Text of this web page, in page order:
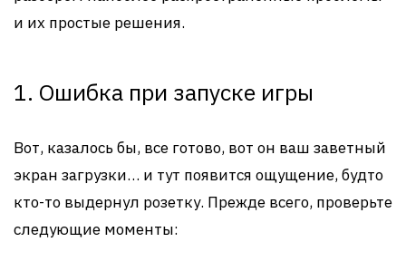
и их простые решения.
1. Ошибка при запуске игры
Вот, казалось бы, все готово, вот он ваш заветный
экран загрузки… и тут появится ощущение, будто
кто-то выдернул розетку. Прежде всего, проверьте
следующие моменты: